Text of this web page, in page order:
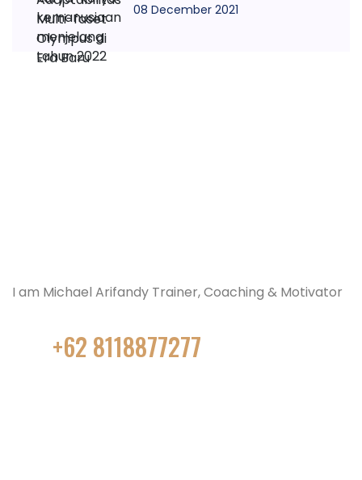
08 December 2021
I am Michael Arifandy Trainer, Coaching & Motivator
+62 8118877277